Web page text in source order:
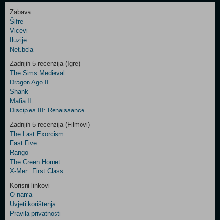
Control
Field
Two
Newsletter
Control
Field
Three
Newsletter
Zabava
Šifre
Vicevi
Iluzije
Net.bela
Zadnjih 5 recenzija (Igre)
The Sims Medieval
Dragon Age II
Shank
Mafia II
Disciples III: Renaissance
Zadnjih 5 recenzija (Filmovi)
The Last Exorcism
Fast Five
Rango
The Green Hornet
X-Men: First Class
Korisni linkovi
O nama
Uvjeti korištenja
Pravila privatnosti